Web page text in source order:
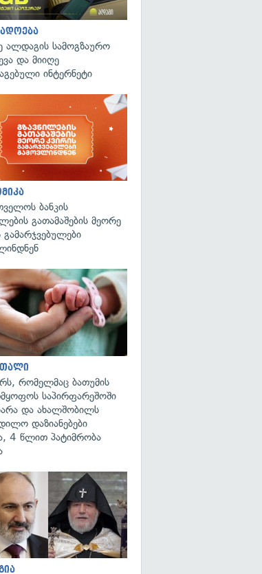
ალდაგის სამოგზაურო
და მიიღე
ინტერნეტი
ბანკის
გათამაშების მეორე
გამარჯვებულები
რომელმაც ბათუმის
საპირფარეშოში
და ახალშობილს
დაზიანებები
4 წლით პატიმრობა